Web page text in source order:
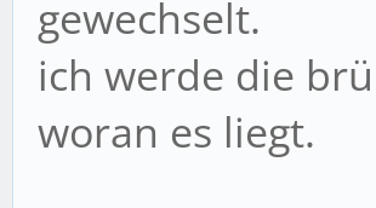
gewechselt.
ich werde die
woran es liegt.